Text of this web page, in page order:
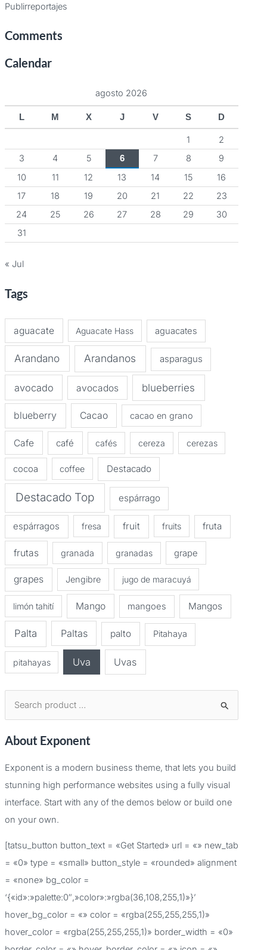
Publirreportajes
Comments
Calendar
agosto 2026
L M X J V S D
1
2
3
4 5 6 7 8
9
10
11 12 13 14 15
16
17
18 19 20 21 22
23
24
25 26 27 28 29
30
31
« Jul
Tags
aguacate Aguacate Hass aguacates
Arandano Arandanos asparagus
avocado avocados blueberries
blueberry Cacao cacao en grano
Cafe café cafés cereza cerezas
cocoa coffee Destacado
Destacado Top espárrago
espárragos fresa fruit fruits fruta
frutas granada granadas grape
grapes Jengibre jugo de maracuyá
limón tahití Mango mangoes Mangos
Palta Paltas palto Pitahaya
pitahayas Uva Uvas
s
r
:
About Exponent
Exponent is a modern business theme, that lets you build
stunning high performance websites using a fully visual
interface. Start with any of the demos below or build one
on your own.
[tatsu_button button_text = «Get Started» url = «» new_tab
= «0» type = «small» button_style = «rounded» alignment
= «none» bg_color =
‘{«id»:»palette:0″,»color»:»rgba(36,108,255,1)»}’
hover_bg_color = «» color = «rgba(255,255,255,1)»
hover_color = «rgba(255,255,255,1)» border_width = «0»